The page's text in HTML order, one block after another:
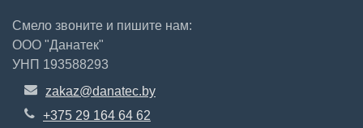
Смело звоните и пишите нам:
ООО "Данатек"
УНП 193588293
zakaz@danatec.by
+375 29 164 64 62